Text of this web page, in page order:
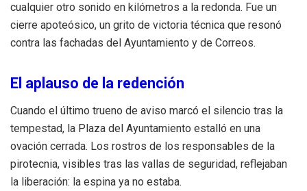
cualquier otro sonido en kilómetros a la redonda. Fue un
cierre apoteósico, un grito de victoria técnica que resonó
contra las fachadas del Ayuntamiento y de Correos.
El aplauso de la redención
Cuando el último trueno de aviso marcó el silencio tras la
tempestad, la Plaza del Ayuntamiento estalló en una
ovación cerrada. Los rostros de los responsables de la
pirotecnia, visibles tras las vallas de seguridad, reflejaban
la liberación: la espina ya no estaba.